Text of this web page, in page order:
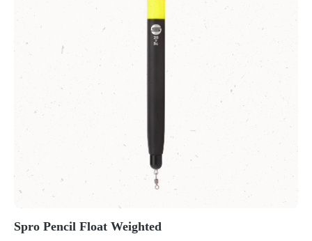
Spro Pencil Float Weighted